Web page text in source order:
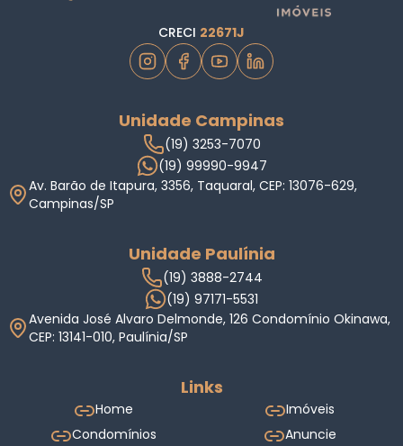
CRECI 22671J
Unidade Campinas
(19) 3253-7070
(19) 99990-9947
Av. Barão de Itapura, 3356, Taquaral, CEP: 13076-629,
Campinas/SP
Unidade Paulínia
(19) 3888-2744
(19) 97171-5531
Avenida José Alvaro Delmonde, 126 Condomínio Okinawa,
CEP: 13141-010, Paulínia/SP
Links
Home
Imóveis
Condomínios
Anuncie